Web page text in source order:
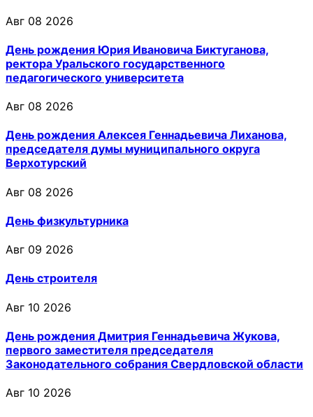
Авг 08 2026
День рождения Юрия Ивановича Биктуганова,
ректора Уральского государственного
педагогического университета
Авг 08 2026
День рождения Алексея Геннадьевича Лиханова,
председателя думы муниципального округа
Верхотурский
Авг 08 2026
День физкультурника
Авг 09 2026
День строителя
Авг 10 2026
День рождения Дмитрия Геннадьевича Жукова,
первого заместителя председателя
Законодательного собрания Свердловской области
Авг 10 2026